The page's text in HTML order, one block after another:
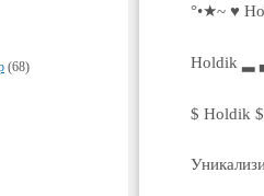
(68)
°•★~ ♥
Holdik ▂
$ Holdik $